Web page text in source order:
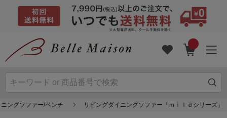
ングソファー/ベンチ リビングダイニングソファー「ｍｉｌｄシリーズ」